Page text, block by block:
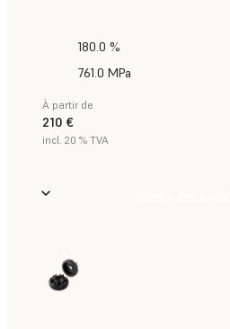
À partir de
210 €
incl. 20 % TVA
180.0 %
761.0 MPa